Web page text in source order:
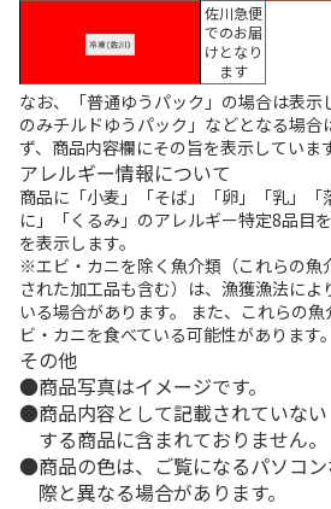
佐川急便
でのお届
けとなり
ます
なお、「普通ゆうパック」の場合は表
のみチルドゆうパック」などとなる場合
ず、商品内容欄にその旨を表示しています
アレルギー情報について
商品に「小麦」「そば」「卵」「乳」「
に」「くるみ」のアレルギー特定8品目
を表示します。
※エビ・カニを除く魚介類（これらの魚
された加工品も含む）は、漁獲漁法によ
いる場合があります。 また、これらの
ビ・カニを食べている可能性があります。
その他
商品写真はイメージです。
商品内容として記載されていな
する商品に含まれておりません。
商品の色は、ご覧になるパソコ
際と異なる場合があります。